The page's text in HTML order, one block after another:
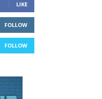
LIKE
FOLLOW
FOLLOW